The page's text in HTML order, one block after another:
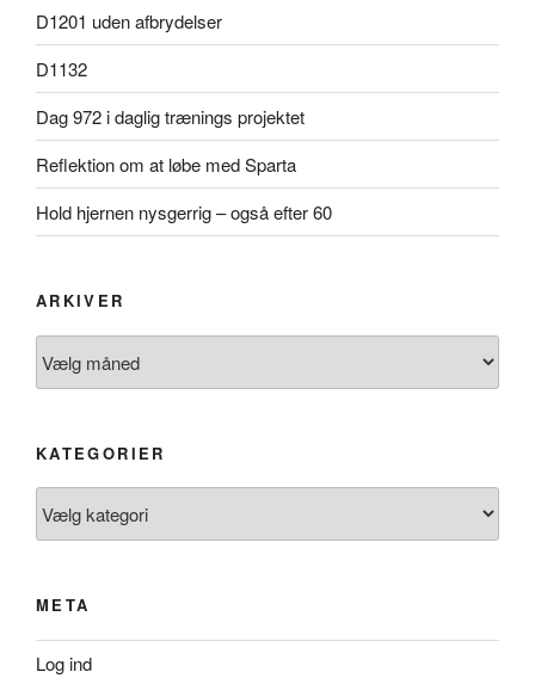
D1201 uden afbrydelser
D1132
Dag 972 i daglig trænings projektet
Reflektion om at løbe med Sparta
Hold hjernen nysgerrig – også efter 60
ARKIVER
KATEGORIER
META
Log ind